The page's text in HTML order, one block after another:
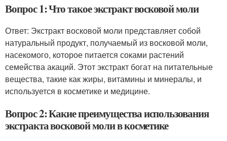
Вопрос 1: Что такое экстракт восковой моли
Ответ: Экстракт восковой моли представляет собой
натуральный продукт, получаемый из восковой моли,
насекомого, которое питается соками растений
семейства акаций. Этот экстракт богат на питательные
вещества, такие как жиры, витамины и минералы, и
используется в косметике и медицине.
Вопрос 2: Какие преимущества использования
экстракта восковой моли в косметике